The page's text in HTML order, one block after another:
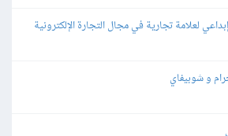
لعلامة تجارية في مجال التجارة الإلكترونية
و شوبيفاي